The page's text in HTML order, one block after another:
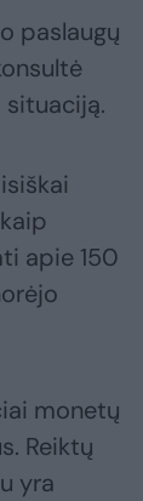
paslaugų
situaciją.
apie 150
monetų
Reiktų
yra